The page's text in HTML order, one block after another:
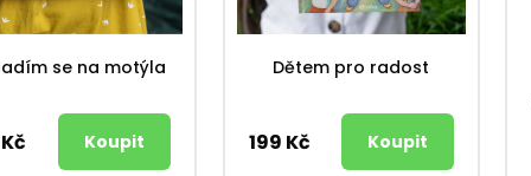
se na motýla Dětem pro radost
199 Kč